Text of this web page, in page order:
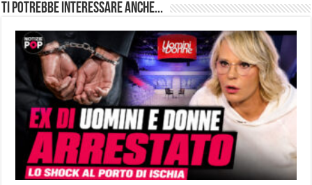
Ti potrebbe interessare anche...